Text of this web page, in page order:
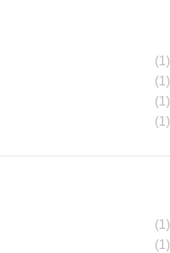
(1)
(1)
(1)
(1)
(1)
(1)